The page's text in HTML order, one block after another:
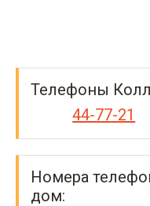
Телефоны
44-77-21
Номера
дом: